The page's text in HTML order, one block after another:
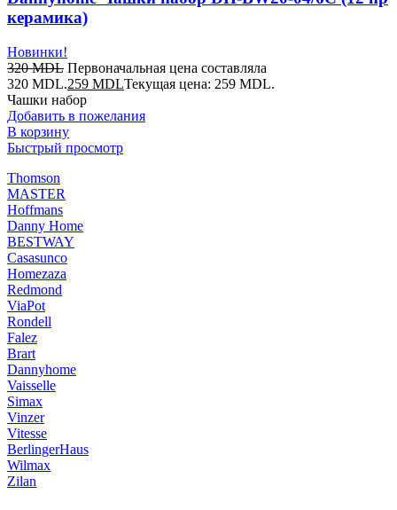
керамика)
Новинки!
320MDL Первоначальная цена составляла
320 MDL.259 MDLТекущая цена: 259 MDL.
Чашки набор
Добавить в пожелания
В корзину
Быстрый просмотр
Thomson
MASTER
Hoffmans
Danny Home
BESTWAY
Casasunco
Homezaza
Redmond
ViaPot
Rondell
Falez
Brart
Dannyhome
Vaisselle
Simax
Vinzer
Vitesse
BerlingerHaus
Wilmax
Zilan